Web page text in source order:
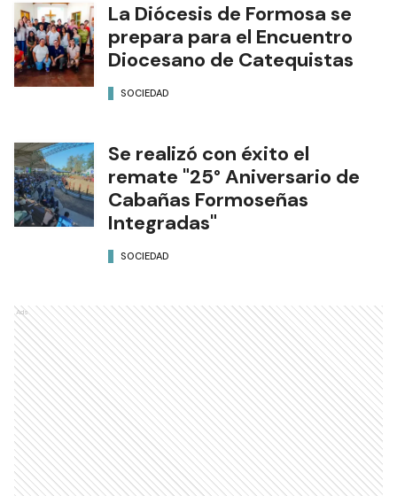
La Diócesis de Formosa se
prepara para el Encuentro
Diocesano de Catequistas
SOCIEDAD
Se realizó con éxito el
remate "25° Aniversario de
Cabañas Formoseñas
Integradas"
SOCIEDAD
Ads